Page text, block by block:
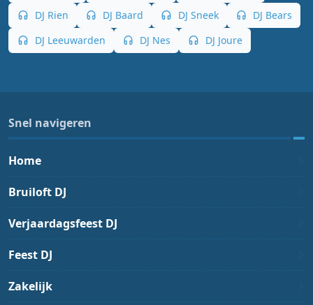
DJ Rien
DJ Baard DJ Sneek
DJ Bears
DJ Leeuwarden
DJ Nes DJ Joure
Snel navigeren
Home
Bruiloft DJ
Verjaardagsfeest DJ
Feest DJ
Zakelijk